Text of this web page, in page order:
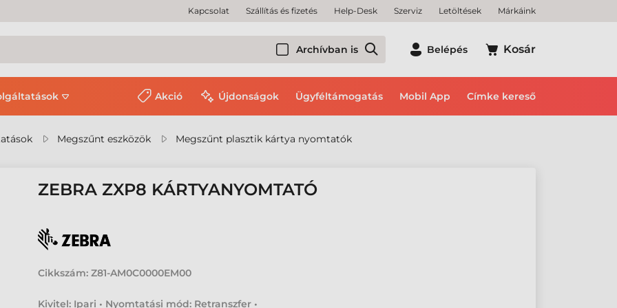
Kapcsolat Szállítás és fizetés Help-Desk Szerviz Letöltések Márkáink
Archívban is Belépés Kosár
Akció Újdonságok Ügyféltámogatás Mobil App Címke kereső
Megszűnt eszközök Megszűnt plasztik kártya nyomtatók
ZEBRA ZXP8 KÁRTYANYOMTATÓ
Cikkszám: Z81-AM0C0000EM00
Kivitel: Ipari • Nyomtatási mód: Retranszfer •